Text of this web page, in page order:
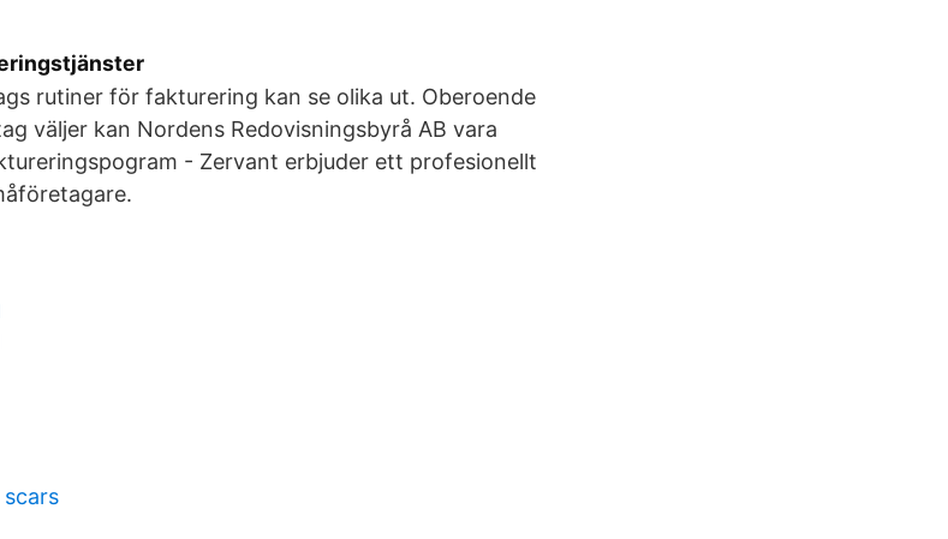
rutiner för fakturering kan se olika ut. Oberoende
väljer kan Nordens Redovisningsbyrå AB vara
- Zervant erbjuder ett profesionellt